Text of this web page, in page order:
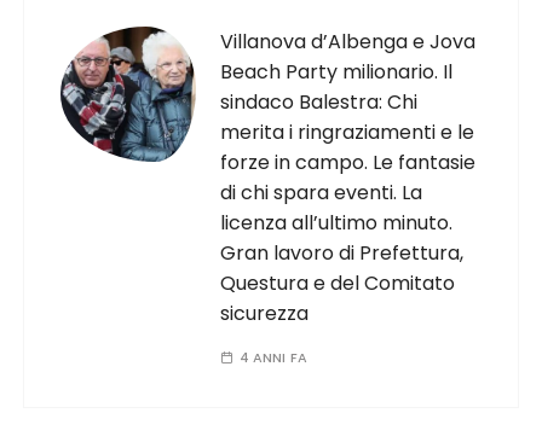
Villanova d’Albenga e Jova
Beach Party milionario. Il
sindaco Balestra: Chi
merita i ringraziamenti e le
forze in campo. Le fantasie
di chi spara eventi. La
licenza all’ultimo minuto.
Gran lavoro di Prefettura,
Questura e del Comitato
sicurezza
4 ANNI FA